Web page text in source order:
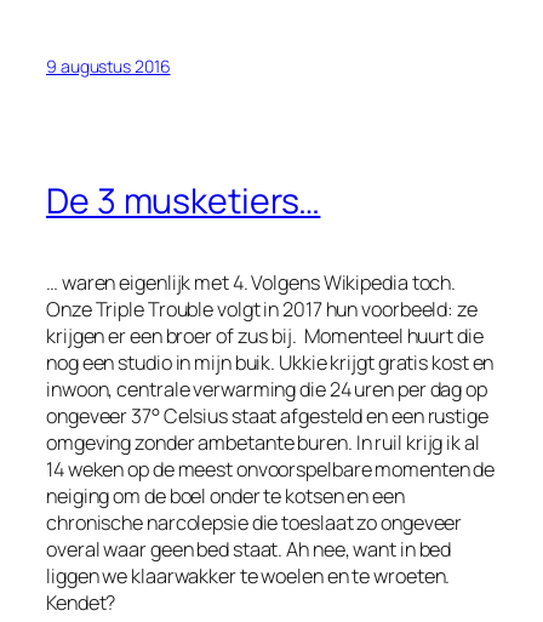
9 augustus 2016
De 3 musketiers…
… waren eigenlijk met 4. Volgens Wikipedia toch.
Onze Triple Trouble volgt in 2017 hun voorbeeld: ze
krijgen er een broer of zus bij. Momenteel huurt die
nog een studio in mijn buik. Ukkie krijgt gratis kost en
inwoon, centrale verwarming die 24 uren per dag op
ongeveer 37° Celsius staat afgesteld en een rustige
omgeving zonder ambetante buren. In ruil krijg ik al
14 weken op de meest onvoorspelbare momenten de
neiging om de boel onder te kotsen en een
chronische narcolepsie die toeslaat zo ongeveer
overal waar geen bed staat. Ah nee, want in bed
liggen we klaarwakker te woelen en te wroeten.
Kendet?